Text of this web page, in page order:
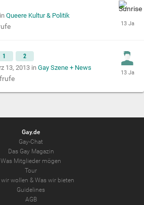
in Queere Kultur & Politik
1 2
13, 2013 in Gay Szene + News
Gay.de
Gay-Chat
Das Gay Magazin
Was Mitglieder mögen
Tour
wir wollen & Was wir bieten
Guidelines
AGB